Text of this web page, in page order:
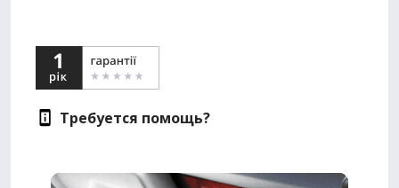
Требуется помощь?